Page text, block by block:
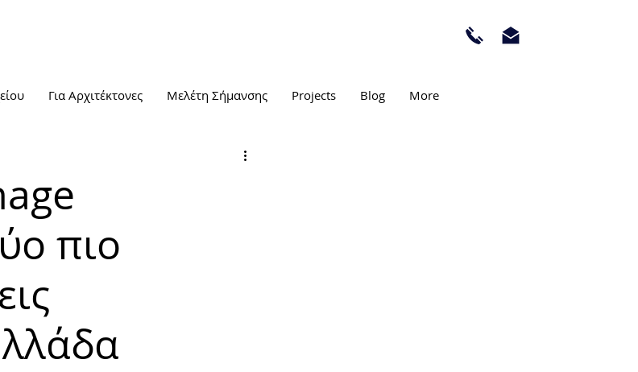
Για Αρχιτέκτονες Μελέτη Σήμανσης Projects Blog More
πιο